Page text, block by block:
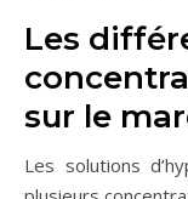
Les
sur le
Les solutions